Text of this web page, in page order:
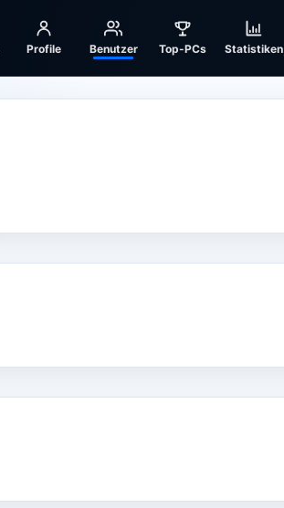
Profile Benutzer Top-PCs Statistiken